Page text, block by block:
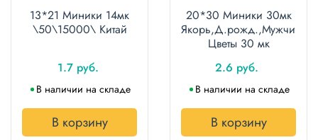
Товары
садоводов
Товары
для
барбекю
13*21 Миники 14мк
\50\15000\ Китай
1.7 руб.
В наличии на складе
В корзину
20*30 Миники 30мк
Цветы 30 мк
2.6 руб.
В наличии на складе
В корзину